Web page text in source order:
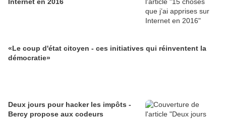
«Le coup d'état citoyen - ces initiatives qui réinventent la
démocratie»
Deux jours pour hacker les impôts -
Bercy propose aux codeurs